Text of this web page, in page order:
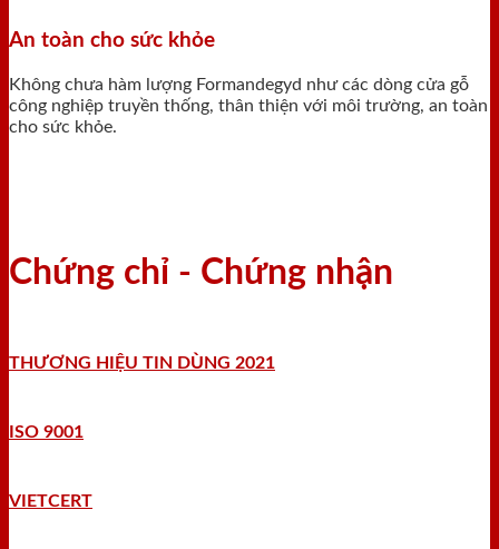
An toàn cho sức khỏe
Không chưa hàm lượng Formandegyd như các dòng cửa gỗ
công nghiệp truyền thống, thân thiện với môi trường, an toàn
cho sức khỏe.
Chứng chỉ - Chứng nhận
THƯƠNG HIỆU TIN DÙNG 2021
ISO 9001
VIETCERT